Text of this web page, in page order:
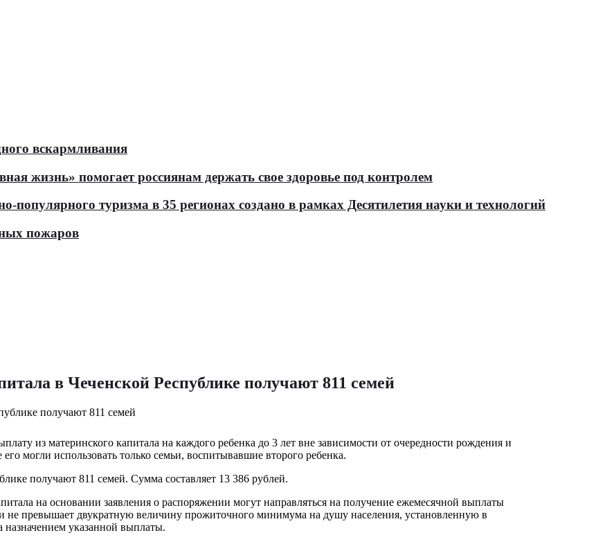
вскармливания
жизнь» помогает россиянам держать свое здоровье под контролем
туризма в 35 регионах создано в рамках Десятилетия науки и технологий
пожаров
в Чеченской Республике получают 811 семей
из материнского капитала на каждого ребенка до 3 лет вне зависимости от очередности рождения и
могли использовать только семьи, воспитывавшие второго ребенка.
получают 811 семей. Сумма составляет 13 386 рублей.
на основании заявления о распоряжении могут направляться на получение ежемесячной выплаты
не превышает двукратную величину прожиточного минимума на душу населения, установленную в
назначением указанной выплаты.